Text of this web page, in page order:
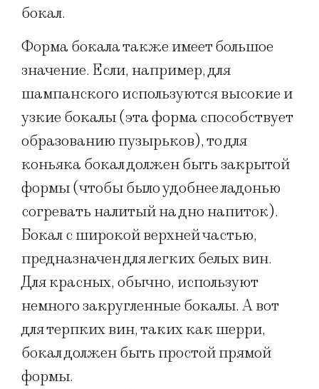
бокал.
Форма бокала также имеет большое
значение. Если, например, для
шампанского используются высокие и
узкие бокалы (эта форма способствует
образованию пузырьков), то для
коньяка бокал должен быть закрытой
формы (чтобы было удобнее ладонью
согревать налитый на дно напиток).
Бокал с широкой верхней частью,
предназначен для легких белых вин.
Для красных, обычно, используют
немного закругленные бокалы. А вот
для терпких вин, таких как шерри,
бокал должен быть простой прямой
формы.